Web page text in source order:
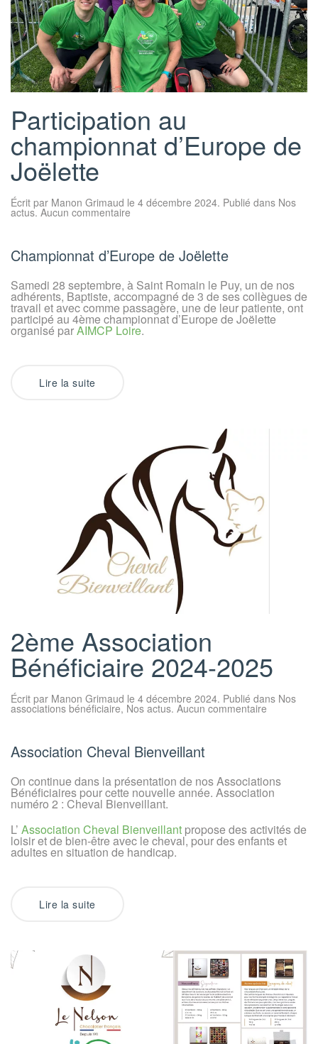
Participation au
championnat d’Europe de
Joëlette
Écrit par Manon Grimaud le 4 décembre 2024. Publié dans Nos
actus. Aucun commentaire
d’Europe
de
Championnat d’Europe de Joëlette
Samedi 28 septembre, à Saint Romain le Puy, un de nos
adhérents, Baptiste, accompagné de 3 de ses collègues de
travail et avec comme passagère, une de leur patiente, ont
participé au 4ème championnat d’Europe de Joëlette
organisé parAIMCP Loire.
Lire la suite
2ème Association
Bénéficiaire 2024-2025
Écrit par Manon Grimaud le 4 décembre 2024. Publié dans Nos
associations bénéficiaire, Nos actus. Aucun commentaire
Association Cheval Bienveillant
On continue dans la présentation de nos Associations
Bénéficiaires pour cette nouvelle année. Association
numéro 2 : Cheval Bienveillant.
L’ Association Cheval Bienveillant propose des activités de
loisir et de bien-être avec le cheval, pour des enfants et
adultes en situation de handicap.
Lire la suite